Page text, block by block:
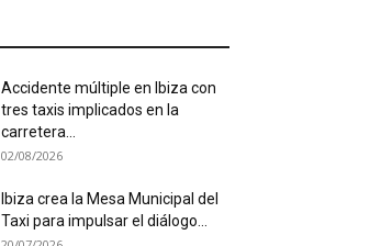
Accidente múltiple en Ibiza con
tres taxis implicados en la
carretera...
02/08/2026
Ibiza crea la Mesa Municipal del
Taxi para impulsar el diálogo...